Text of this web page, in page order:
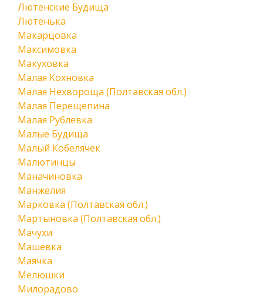
Лютенские Будища
Лютенька
Макарцовка
Максимовка
Макуховка
Малая Кохновка
Малая Нехвороща (Полтавская обл.)
Малая Перещепина
Малая Рублевка
Малые Будища
Малый Кобелячек
Малютинцы
Маначиновка
Манжелия
Марковка (Полтавская обл.)
Мартыновка (Полтавская обл.)
Мачухи
Машевка
Маячка
Мелюшки
Милорадово